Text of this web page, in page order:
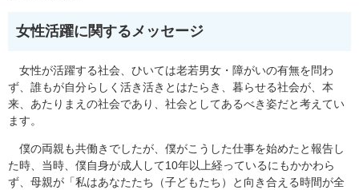
女性活躍に関するメッセージ
​ 女性が活躍する社会、ひいては老若男女・障がいの有無を問わ
ず、誰もが自分らしく活き活きとはたらき、暮らせる社会が、本
来、あたりまえの社会であり、社会としてあるべき姿だと考えてい
ます。
僕の両親も共働きでしたが、僕がこうした仕事を始めたと報告し
た時、当時、僕自身が成人して10年以上経っているにもかかわら
ず、母親が「私はあなたたち（子どもたち）と向き合える時間が全